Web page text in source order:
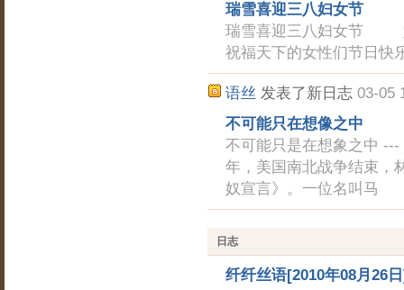
瑞雪喜迎三八妇女节
瑞雪喜迎三八妇女节 妇
祝福天下的女性们节日快
语丝 发表了新日志 03-05
不可能只在想像之中
不可能只是在想象之中
年，美国南北战争结束，
奴宣言》。一位名叫马
日志
纤纤丝语[2010年08月26